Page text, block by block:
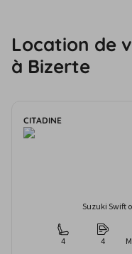
Location de
à Bizerte
CITADINE
Suzuki Swift
4 4